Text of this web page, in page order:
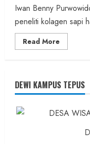
Iwan Benny
peneliti kolagen sapi
Read More
more
dan
Dokter
dan
DEWI KAMPUS TEPUS